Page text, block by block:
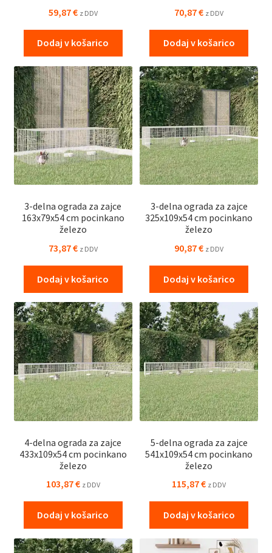
59,87€ z DDV
Dodaj v košarico
70,87€ z DDV
Dodaj v košarico
3-delna ograda za zajce
163x79x54 cm pocinkano
železo
73,87€ z DDV
Dodaj v košarico
3-delna ograda za zajce
325x109x54 cm pocinkano
železo
90,87€ z DDV
Dodaj v košarico
4-delna ograda za zajce
433x109x54 cm pocinkano
železo
103,87€ z DDV
Dodaj v košarico
5-delna ograda za zajce
541x109x54 cm pocinkano
železo
115,87€ z DDV
Dodaj v košarico